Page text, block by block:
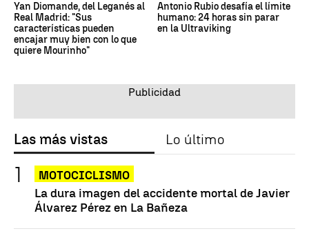
Yan Diomande, del Leganés al
Real Madrid: "Sus
características pueden
encajar muy bien con lo que
quiere Mourinho"
Antonio Rubio desafía el límite
humano: 24 horas sin parar
en la Ultraviking
Las más vistas Lo último
MOTOCICLISMO
La dura imagen del accidente mortal de Javier
Álvarez Pérez en La Bañeza